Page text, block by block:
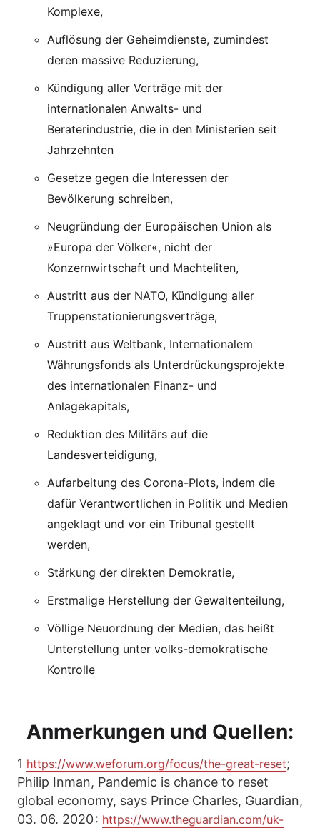
Komplexe,
Auflösung der Geheimdienste, zumindest
deren massive Reduzierung,
Kündigung aller Verträge mit der
internationalen Anwalts- und
Beraterindustrie, die in den Ministerien seit
Jahrzehnten
Gesetze gegen die Interessen der
Bevölkerung schreiben,
Neugründung der Europäischen Union als
»Europa der Völker«, nicht der
Konzernwirtschaft und Machteliten,
Austritt aus der NATO, Kündigung aller
Truppenstationierungsverträge,
Austritt aus Weltbank, Internationalem
Währungsfonds als Unterdrückungsprojekte
des internationalen Finanz- und
Anlagekapitals,
Reduktion des Militärs auf die
Landesverteidigung,
Aufarbeitung des Corona-Plots, indem die
dafür Verantwortlichen in Politik und Medien
angeklagt und vor ein Tribunal gestellt
werden,
Stärkung der direkten Demokratie,
Erstmalige Herstellung der Gewaltenteilung,
Völlige Neuordnung der Medien, das heißt
Unterstellung unter volks-demokratische
Kontrolle
Anmerkungen und Quellen:
1 https://www.weforum.org/focus/the-great-reset;
Philip Inman, Pandemic is chance to reset
global economy, says Prince Charles, Guardian,
03. 06. 2020 : https://www.theguardian.com/uk-